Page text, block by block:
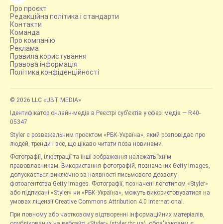
Про проєкт
Редакційна політика і стандарти
Контакти
Команда
Про компанію
Реклама
Правила користування
Правова інформація
Політика конфіденційності
© 2026 LLC «UBT MEDIA»
Ідентифікатор онлайн-медіа в Реєстрі суб’єктів у сфері медіа — R40-
05347
Styler є розважальним проєктом «РБК-Україна», який розповідає про
людей, тренди і все, що цікаво читати поза новинами.
Фотографії, ілюстрації та інші зображення належать їхнім
правовласникам. Використання фотографій, позначених Getty Images,
допускається виключно за наявності письмового дозволу
фотоагентства Getty Images. Фотографії, позначені логотипом «Styler»
або підписані «Styler» чи «РБК-Україна», можуть використовуватися на
умовах ліцензії Creative Commons Attribution 4.0 International.
При повному або частковому відтворенні інформаційних матеріалів,